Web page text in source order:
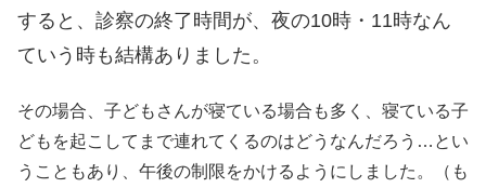
すると、診察の終了時間が、夜の10時・11時なん
ていう時も結構ありました。
その場合、子どもさんが寝ている場合も多く、寝ている子
どもを起こしてまで連れてくるのはどうなんだろう…とい
うこともあり、午後の制限をかけるようにしました。（も